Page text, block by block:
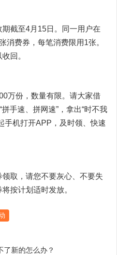
截至4月15日。同一用户在
消费券，每笔消费限用1张。
回。
万份，数量有限。请大家借
手速、拼网速”，拿出“时不我
手机打开APP，及时领、快速
取，请您不要灰心、不要失
按计划适时发放。
了新的怎么办？